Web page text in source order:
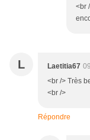
<br
L Laetitia67
<br /> Très
<br />
Répondre